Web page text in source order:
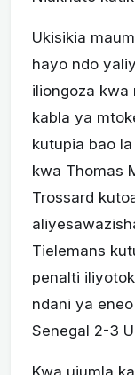
Ukisikia
hayo ndo
iliongoza kwa
kabla ya
kutupia bao
kwa Thomas
Trossard
Tielemans
penalti
ndani ya
Senegal 2-3
Kwa ujumla